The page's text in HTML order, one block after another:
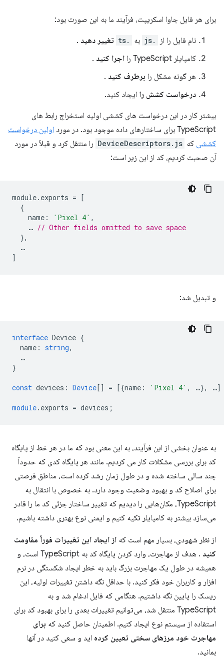
برای هر فایل جاوا اسکریپت، فرآیند ما به این صورت بود:
نام فایل را از .js به .ts تغییر دهید .
کامپایلر TypeScript را
اجرا کنید .
هر گونه مشکل را برطرف کنید .
درخواست کشش را ایجاد کنید.
بیشتر کار در این درخواست های کششی اولیه استخراج رابط های
TypeScript برای ساختارهای داده موجود بود. در مورد
اولین درخواست
کششی که DeviceDescriptors.js را منتقل کرد و قبلاً در مورد
آن صحبت کردیم، کد از این زیر است:
module. exports = [
{
name : 'Pixel 4' ,
… // Other fields omitted to save space
},
…
]
و تبدیل شد:
interface Device {
name : string,
…
}
const devices : Device[] = [{name : 'Pixel 4' , …}, …]
module.exports = devices ;
به عنوان بخشی از این فرآیند، به این معنی بود که ما در هر خط از پایگاه
کد برای بررسی مشکلات کار می کردیم. مانند هر پایگاه کدی که حدوداً
چند سالی ساخته شده و در طول زمان رشد کرده است، مناطق فرصتی
برای اصلاح کد و بهبود وضعیت وجود دارد. به خصوص با انتقال به
TypeScript، مکان‌هایی را دیدیم که تغییر ساختار جزئی کد ما را قادر
می‌سازد بیشتر به کامپایلر تکیه کنیم و ایمنی نوع بهتری داشته باشیم.
از نظر شهودی، بسیار مهم است که از ایجاد این تغییرات فوراً مقاومت
کنید
. هدف از مهاجرت، وارد کردن پایگاه کد به TypeScript است، و
همیشه در طول یک مهاجرت بزرگ باید به خطر ایجاد شکستگی در نرم
افزار و کاربران خود فکر کنید. با حداقل نگه داشتن تغییرات اولیه، این
ریسک را پایین نگه داشتیم. هنگامی که فایل ادغام شد و به
TypeScript منتقل شد، می‌توانیم تغییرات بعدی را برای بهبود کد برای
استفاده از سیستم نوع ایجاد کنیم. اطمینان حاصل کنید که برای
مهاجرت خود مرزهای سختی تعیین کرده اید و سعی کنید در آنها
بمانید.